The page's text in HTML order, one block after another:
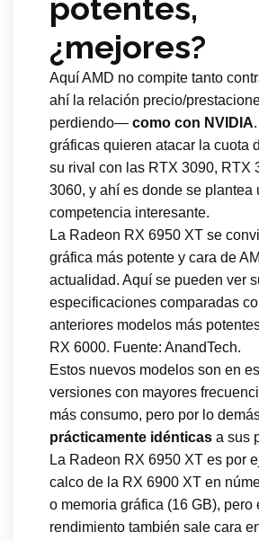
potentes,
¿mejores?
Aquí AMD no compite tanto
ahí la relación precio/
perdiendo— como con NVIDIA
gráficas quieren atacar la cuota
su rival con las RTX 3090, RTX
3060, y ahí es donde se plantea
competencia interesante.
La Radeon RX 6950 XT se
gráfica más potente y cara de
actualidad. Aquí se pueden ver
especificaciones comparadas
anteriores modelos más
RX 6000. Fuente: AnandTech.
Estos nuevos modelos son en
versiones con mayores
más consumo, pero por lo
prácticamente idénticas a sus
La Radeon RX 6950 XT es por
calco de la RX 6900 XT en
o memoria gráfica (16 GB), pero
rendimiento también sale cara